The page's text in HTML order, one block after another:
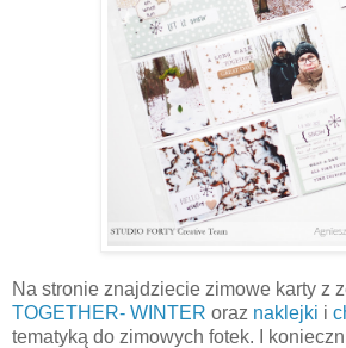
Na stronie znajdziecie zimowe karty z
TOGETHER- WINTER oraz naklejki i
tematyką do zimowych fotek. I